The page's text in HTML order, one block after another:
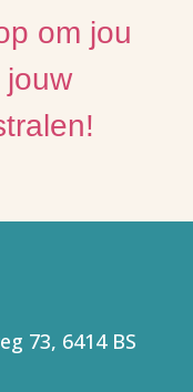
om jou
jouw
73, 6414 BS